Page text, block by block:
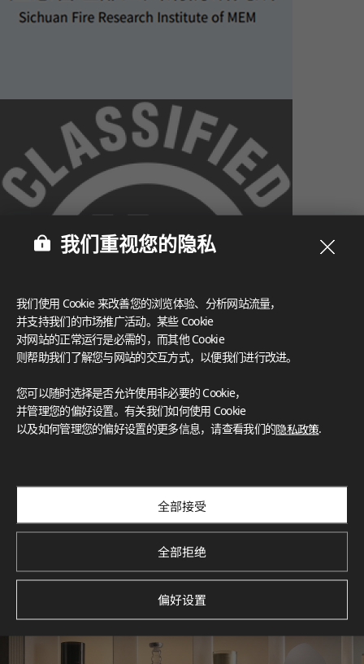
What These Certifications Mean
灵感画廊
我们重视您的隐私
我们使用 Cookie 来改善您的浏览体验、分析网站流量，
并支持我们的市场推广活动。某些 Cookie
对网站的正常运行是必需的，而其他 Cookie
则帮助我们了解您与网站的交互方式，以便我们进行改进。
您可以随时选择是否允许使用非必要的 Cookie，
并管理您的偏好设置。有关我们如何使用 Cookie
以及如何管理您的偏好设置的更多信息，请查看我们的隐私政策.
全部接受
全部拒绝
偏好设置